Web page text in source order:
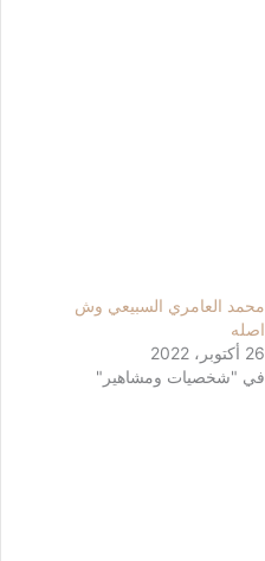
محمد العامري السبيعي وش
اصله
26 أكتوبر، 2022
في "شخصيات ومشاهير"